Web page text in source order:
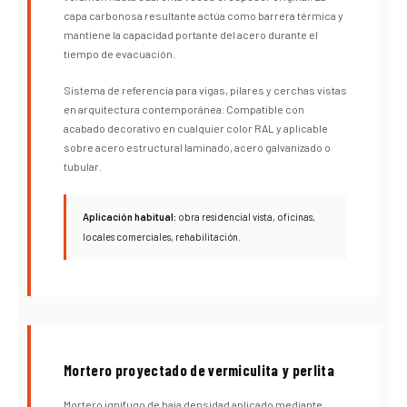
capa carbonosa resultante actúa como barrera térmica y
mantiene la capacidad portante del acero durante el
tiempo de evacuación.
Sistema de referencia para vigas, pilares y cerchas vistas
en arquitectura contemporánea. Compatible con
acabado decorativo en cualquier color RAL y aplicable
sobre acero estructural laminado, acero galvanizado o
tubular.
Aplicación habitual: obra residencial vista, oficinas,
locales comerciales, rehabilitación.
Mortero proyectado de vermiculita y perlita